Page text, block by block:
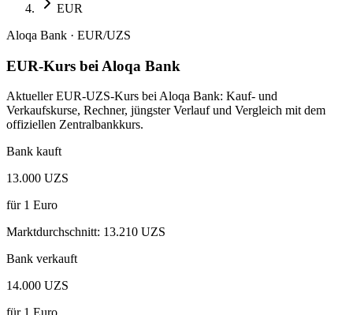
EUR
Aloqa Bank · EUR/UZS
EUR-Kurs bei Aloqa Bank
Aktueller EUR-UZS-Kurs bei Aloqa Bank: Kauf- und
Verkaufskurse, Rechner, jüngster Verlauf und Vergleich mit dem
offiziellen Zentralbankkurs.
Bank kauft
13.000 UZS
für1 Euro
Marktdurchschnitt: 13.210 UZS
Bank verkauft
14.000 UZS